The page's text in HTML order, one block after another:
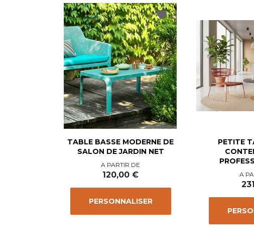
TABLE BASSE MODERNE DE
SALON DE JARDIN NET
Prix
A PARTIR DE
120,00 €
PERSONNALISER
favorite
PETITE
A